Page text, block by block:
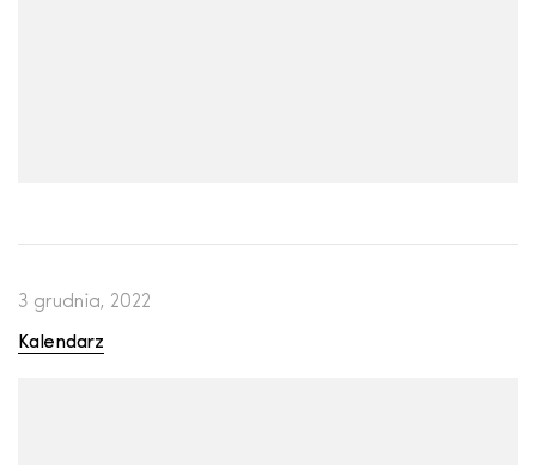
3 grudnia, 2022
Kalendarz